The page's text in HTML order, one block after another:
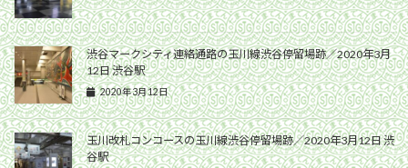
渋谷マークシティ連絡通路の玉川線渋谷停留場跡／2020年3月
12日 渋谷駅
2020年3月12日
玉川改札コンコースの玉川線渋谷停留場跡／2020年3月12日 渋
谷駅